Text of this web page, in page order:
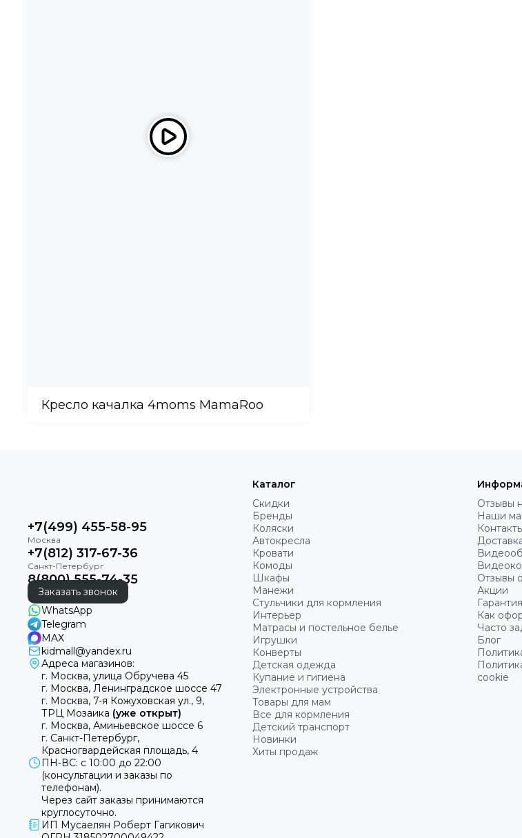
Кресло качалка 4moms MamaRoo
+7(499) 455-58-95
+7(812) 317-67-36
8(800) 555-74-35
Заказать звонок
WhatsApp
Telegram
MAX
kidmall@yandex.ru
Адреса магазинов:
г. Москва, улица Обручева 45
г. Москва, Ленинградское шоссе 47
г. Москва, 7-я Кожуховская ул., 9,
ТРЦ Мозаика (уже открыт)
г. Москва, Аминьевское шоссе 6
г. Санкт-Петербург,
Красногвардейская площадь, 4
ПН-ВС: с 10:00 до 22:00
(консультации и заказы по
телефонам).
Через сайт заказы принимаются
круглосуточно.
ИП Мусаелян Роберт Гагикович
Каталог
Скидки
Бренды
Коляски
Автокресла
Кровати
Комоды
Шкафы
Манежи
Стульчики для кормления
Интерьер
Матрасы и постельное белье
Игрушки
Конверты
Детская одежда
Купание и гигиена
Электронные устройства
Товары для мам
Все для кормления
Детский транспорт
Новинки
Хиты продаж
Отзывы
Наши
Отзывы
Акции
Как
Часто
Блог
cookie